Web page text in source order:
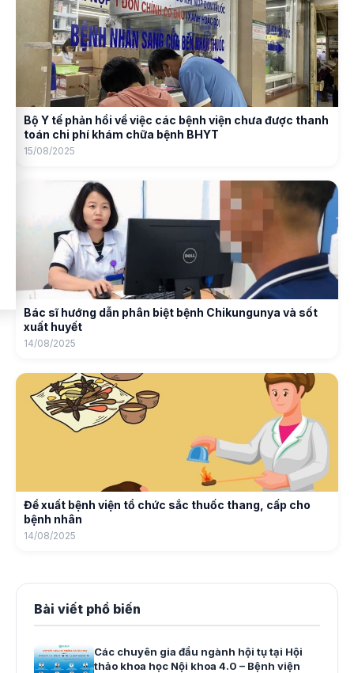
Bộ Y tế phản hồi về việc các bệnh viện chưa được thanh
toán chi phí khám chữa bệnh BHYT
15/08/2025
Bác sĩ hướng dẫn phân biệt bệnh Chikungunya và sốt
xuất huyết
14/08/2025
Đề xuất bệnh viện tổ chức sắc thuốc thang, cấp cho
bệnh nhân
14/08/2025
Bài viết phổ biến
Các chuyên gia đầu ngành hội tụ tại Hội
thảo khoa học Nội khoa 4.0 – Bệnh viện